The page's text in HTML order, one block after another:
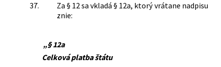
37.
Za § 12 sa vkladá § 12a, ktorý vrátane nadpisu
znie:
„§ 12a
Celková platba štátu